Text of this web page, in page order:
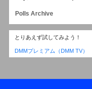
Polls Archive
とりあえず試してみよう！
DMMプレミアム（DMM TV）